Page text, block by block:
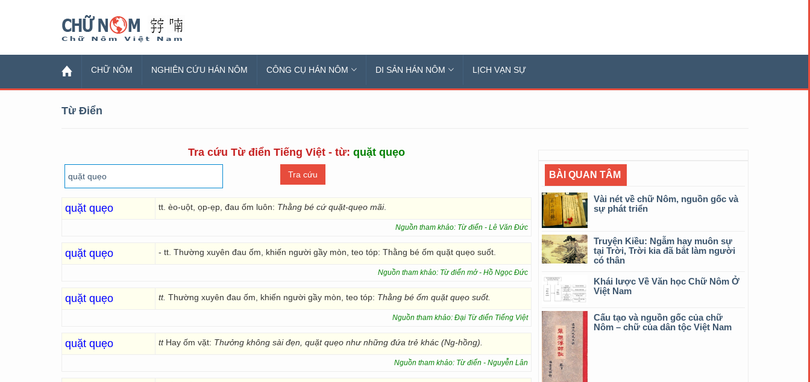
CHỮ NÔM NGHIÊN CỨU HÁN NÔM CÔNG CỤ HÁN NÔM DI SẢN HÁN NÔM LỊCH VẠN SỰ
Từ Điển
Tra cứu Từ điển Tiếng Việt - từ:quặt quẹo
quặt quẹo tt. èo-uột, ọp-ẹp, đau ốm luôn: Thằng bé cứ quặt-quẹo mãi.
Nguồn tham khảo: Từ điển - Lê Văn Đức
quặt quẹo - tt. Thường xuyên đau ốm, khiến người gầy mòn, teo tóp: Thằng bé ốm quặt quẹo suốt.
Nguồn tham khảo: Từ điển mở - Hồ Ngọc Đức
quặt quẹo tt. Thường xuyên đau ốm, khiến người gầy mòn, teo tóp: Thằng bé ốm quặt quẹo suốt.
Nguồn tham khảo: Đại Từ điển Tiếng Việt
quặt quẹo tt Hay ốm vặt: Thưởng không sài đẹn, quặt quẹo như những đứa trẻ khác (Ng-hồng).
Nguồn tham khảo: Từ điển - Nguyễn Lân
BÀI QUAN TÂM
Vài nét về chữ Nôm, nguồn gốc và
sự phát triển
Truyện Kiều: Ngẫm hay muôn sự
tại Trời, Trời kia đã bắt làm người
có thân
Khái lược Về Văn học Chữ Nôm Ở
Việt Nam
Cấu tạo và nguồn gốc của chữ
Nôm – chữ của dân tộc Việt Nam